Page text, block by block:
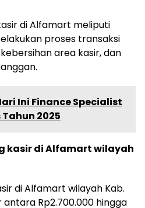
di Alfamart meliputi
proses transaksi
area kasir, dan
Ini Finance Specialist
2025
kasir di Alfamart wilayah
di Alfamart wilayah Kab.
Rp2.700.000 hingga